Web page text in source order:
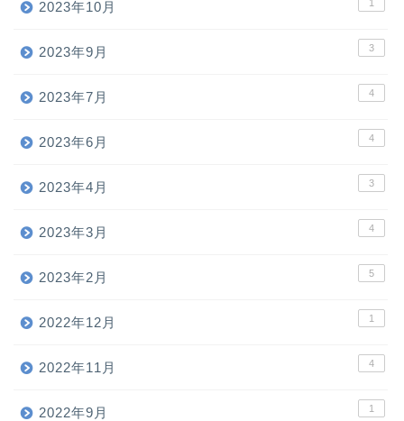
2023年10月 1
2023年9月 3
2023年7月 4
2023年6月 4
2023年4月 3
2023年3月 4
2023年2月 5
2022年12月 1
2022年11月 4
2022年9月 1